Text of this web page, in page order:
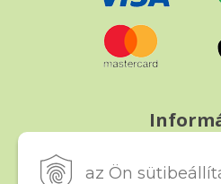
az ÖnPanasz, árucsere